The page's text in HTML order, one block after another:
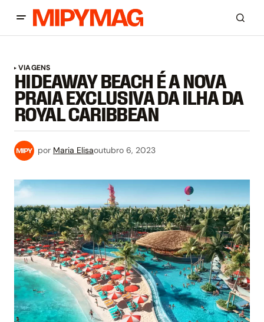
VIAGENS
HIDEAWAY BEACH É A NOVA
PRAIA EXCLUSIVA DA ILHA DA
ROYAL CARIBBEAN
por Maria Elisaoutubro 6, 2023